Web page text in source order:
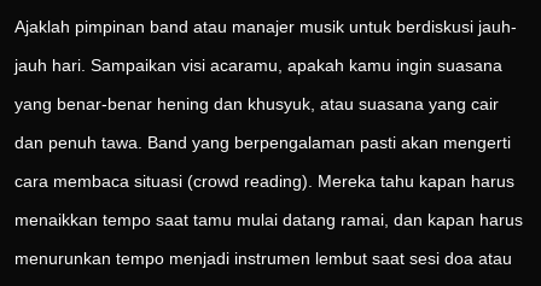
Ajaklah pimpinan band atau manajer musik untuk berdiskusi jauh-
jauh hari. Sampaikan visi acaramu, apakah kamu ingin suasana
yang benar-benar hening dan khusyuk, atau suasana yang cair
dan penuh tawa. Band yang berpengalaman pasti akan mengerti
cara membaca situasi (crowd reading). Mereka tahu kapan harus
menaikkan tempo saat tamu mulai datang ramai, dan kapan harus
menurunkan tempo menjadi instrumen lembut saat sesi doa atau